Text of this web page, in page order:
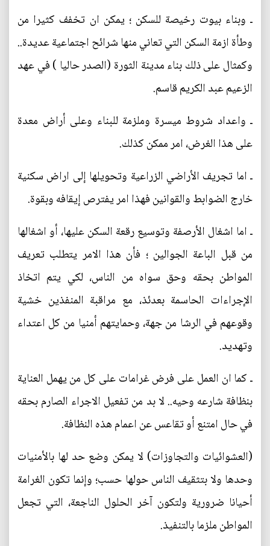
ـ وبناء بيوت رخيصة للسكن ؛ يمكن ان تخفف كثيرا من
وطأة ازمة السكن التي تعاني منها شرائح اجتماعية عديدة..
وكمثال على ذلك بناء مدينة الثورة (الصدر حاليا ) في عهد
الزعيم عبد الكريم قاسم.
ـ واعداد شروط ميسرة وملزمة للبناء وعلى أراض معدة
على هذا الغرض، امر ممكن كذلك.
ـ اما تجريف الأراضي الزراعية وتحويلها إلى اراض سكنية
خارج الضوابط والقوانين فهذا امر يفترص إيقافه وبقوة.
ـ اما اشغال الأرصفة وتوسيع رقعة السكن عليها، أو اشغالها
من قبل الباعة الجوالين ؛ فأن هذا الامر يتطلب تعريف
المواطن بحقه وحق سواه من الناس، لكي يتم اتخاذ
الإجراءات الحاسمة بعدئذ، مع مراقبة المنفذين خشية
وقوعهم في الرشا من جهة، وحمايتهم أمنيا من كل اعتداء
وتهديد.
ـ كما ان العمل على فرض غرامات على كل من يهمل العناية
بنظافة شارعه وحيه.. لا بد من تفعيل الاجراء الصارم بحقه
في حال امتنع أو تقاعس عن اعمام هذه النظافة.
(العشوائيات والتجاوزات) لا يمكن وضع حد لها بالأمنيات
وحدها ولا بتثقيف الناس حولها حسب؛ وإنما تكون الغرامة
أحيانا ضرورية ولتكون آخر الحلول الناجعة، التي تجعل
المواطن ملزما بالتنفيذ.